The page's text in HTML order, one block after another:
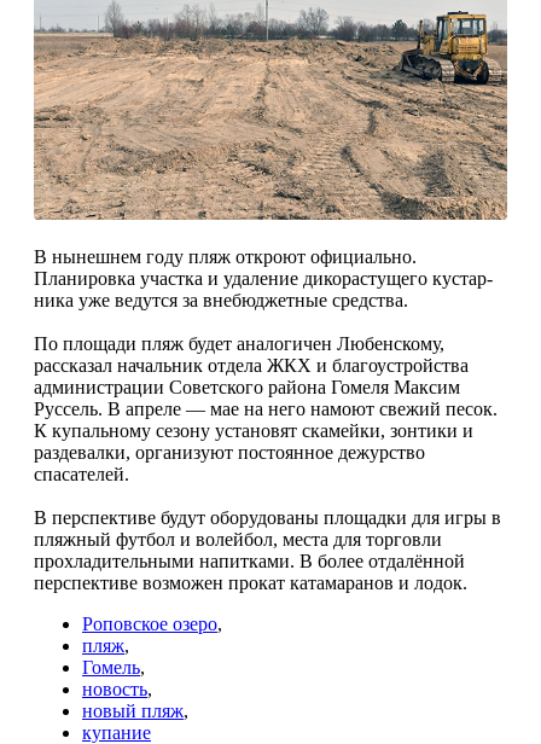
В нынешнем году пляж откроют официально.
Планировка участка и удаление дикорастущего кустар­
ника уже ведутся за внебюджетные средства.
По площади пляж будет аналоги­чен Любенскому,
рассказал началь­ник отдела ЖКХ и благоустройства
администрации Советского района Гомеля Максим
Руссель. В апреле — мае на него намоют свежий песок.
К купальному сезону установят скамей­ки, зонтики и
раздевалки, организу­ют постоянное дежурство
спасателей.
В перспективе будут оборудованы площадки для игры в
пляжный фут­бол и волейбол, места для торгов­ли
прохладительными напитками. В более отдалённой
перспективе воз­можен прокат катамаранов и лодок.
Роповское озеро,
пляж,
Гомель,
новость,
новый пляж,
купание